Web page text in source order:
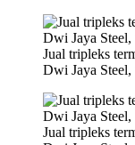
Jual tripleks
Dwi Jaya
Jual tripleks